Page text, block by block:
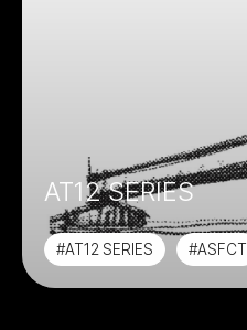
AT12 SERIES
#AT12 SERIES #ASFCT